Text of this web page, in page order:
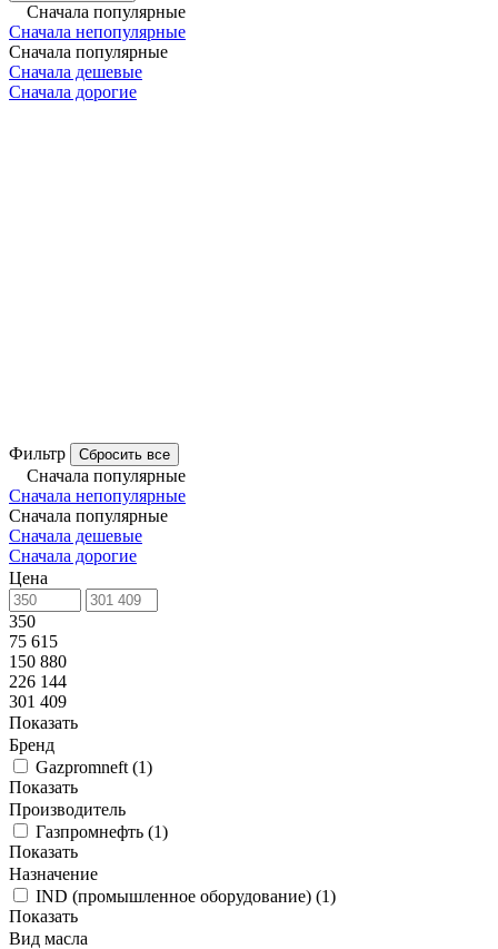
Сначала популярные
Сначала непопулярные
Сначала популярные
Сначала дешевые
Сначала дорогие
Фильтр Сбросить все
Сначала популярные
Сначала непопулярные
Сначала популярные
Сначала дешевые
Сначала дорогие
Цена
350
75 615
150 880
226 144
301 409
Показать
Бренд
Gazpromneft (1)
Показать
Производитель
Газпромнефть (1)
Показать
Назначение
IND (промышленное оборудование) (1)
Показать
Вид масла